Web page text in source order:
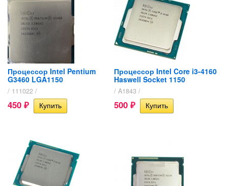
Процессор Intel Pentium
G3460 LGA1150
/ 111022 /
450 ₽
Процессор Intel Core i3-4160
Haswell Socket 1150
/ A1843 /
500 ₽